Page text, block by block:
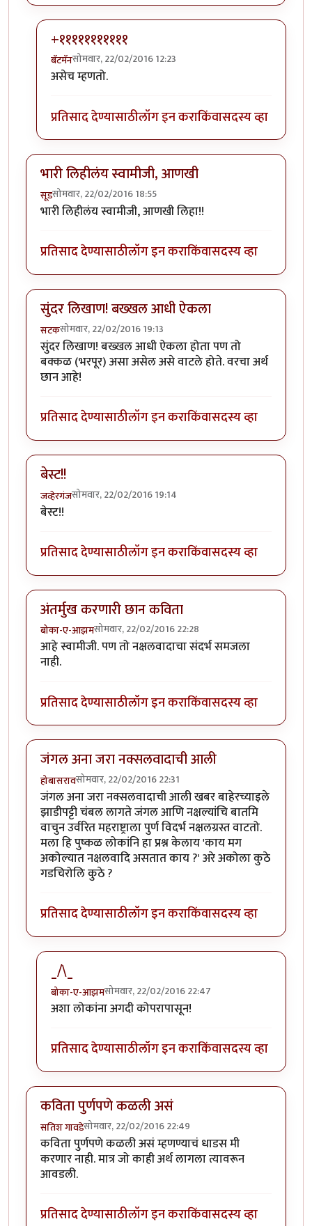
+१११११११११११
बॅटमॅनसोमवार, 22/02/2016 12:23
In reply toपूर्ण नाही समजली पण वाचायला
असेच म्हणतो.
प्रतिसाद देण्यासाठीलॉग इन कराकिंवासदस्य व्हा
भारी लिहीलंय स्वामीजी, आणखी
सूडसोमवार, 22/02/2016 18:55
भारी लिहीलंय स्वामीजी, आणखी लिहा!!
प्रतिसाद देण्यासाठीलॉग इन कराकिंवासदस्य व्हा
सुंदर लिखाण! बख्खल आधी ऐकला
सटकसोमवार, 22/02/2016 19:13
सुंदर लिखाण! बख्खल आधी ऐकला होता पण तो
बक्कळ (भरपूर) असा असेल असे वाटले होते. वरचा अर्थ
छान आहे!
प्रतिसाद देण्यासाठीलॉग इन कराकिंवासदस्य व्हा
बेस्ट!!
जव्हेरगंजसोमवार, 22/02/2016 19:14
बेस्ट!!
प्रतिसाद देण्यासाठीलॉग इन कराकिंवासदस्य व्हा
अंतर्मुख करणारी छान कविता
बोका-ए-आझमसोमवार, 22/02/2016 22:28
आहे स्वामीजी. पण तो नक्षलवादाचा संदर्भ समजला
नाही.
प्रतिसाद देण्यासाठीलॉग इन कराकिंवासदस्य व्हा
जंगल अना जरा नक्सलवादाची आली
होबासरावसोमवार, 22/02/2016 22:31
जंगल अना जरा नक्सलवादाची आली खबर बाहेरच्याइले
झाडीपट्टी चंबल लागते जंगल आणि नक्षल्यांचि बातमि
वाचुन उर्वरित महराष्ट्राला पुर्ण विदर्भ नक्षलग्रस्त वाटतो.
मला हि पुष्कळ लोकांनि हा प्रश्न केलाय 'काय मग
अकोल्यात नक्षलवादि असतात काय ?' अरे अकोला कुठे
गडचिरोलि कुठे ?
प्रतिसाद देण्यासाठीलॉग इन कराकिंवासदस्य व्हा
_/\_
बोका-ए-आझमसोमवार, 22/02/2016 22:47
In reply toजंगल अना जरा नक्सलवादाची आली
अशा लोकांना अगदी कोपरापासून!
प्रतिसाद देण्यासाठीलॉग इन कराकिंवासदस्य व्हा
कविता पुर्णपणे कळली असं
सतिश गावडेसोमवार, 22/02/2016 22:49
कविता पुर्णपणे कळली असं म्हणण्याचं धाडस मी
करणार नाही. मात्र जो काही अर्थ लागला त्यावरून
आवडली.
प्रतिसाद देण्यासाठीलॉग इन कराकिंवासदस्य व्हा